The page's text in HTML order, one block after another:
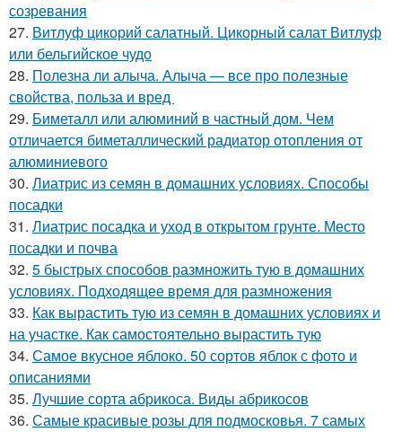
созревания
27. Витлуф цикорий салатный. Цикорный салат Витлуф
или бельгийское чудо
28. Полезна ли алыча. Алыча — все про полезные
свойства, польза и вред
29. Биметалл или алюминий в частный дом. Чем
отличается биметаллический радиатор отопления от
алюминиевого
30. Лиатрис из семян в домашних условиях. Способы
посадки
31. Лиатрис посадка и уход в открытом грунте. Место
посадки и почва
32. 5 быстрых способов размножить тую в домашних
условиях. Подходящее время для размножения
33. Как вырастить тую из семян в домашних условиях и
на участке. Как самостоятельно вырастить тую
34. Самое вкусное яблоко. 50 сортов яблок с фото и
описаниями
35. Лучшие сорта абрикоса. Виды абрикосов
36. Самые красивые розы для подмосковья. 7 самых